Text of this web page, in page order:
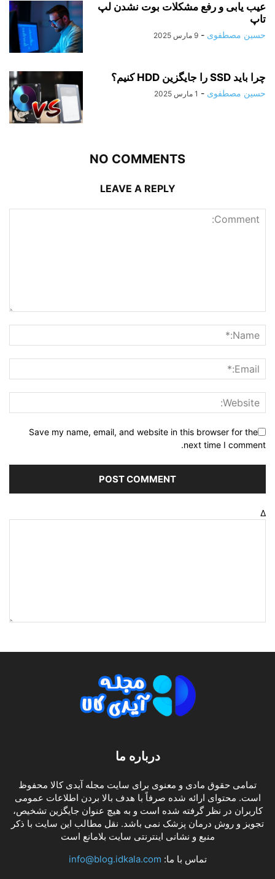
عیب یابی و رفع مشکلات بوت نشدن لپ‌
تاپ
حسین مصطفوی - 9 مارس 2025
چرا باید SSD را جایگزین HDD کنیم؟
حسین مصطفوی - 1 مارس 2025
NO COMMENTS
LEAVE A REPLY
Save my name, email, and website in this browser for the
next time I comment.
Δ
درباره ما
تمامی حقوق مادی و معنوی برای سایت مجله آیدی کالا محفوظ
است. محتوای ارائه شده صرفاً با هدف بالا بردن اطلاعات عمومی
کاربران در نظر گرفته شده است و به هیچ عنوان جایگزین تشخیص،
تجویز و روش درمان پزشک نمی باشد. نقل مطالب این سایت با ذکر
منبع و نشانی اینترنتی سایت بلامانع است
تماس با ما: info@blog.idkala.com